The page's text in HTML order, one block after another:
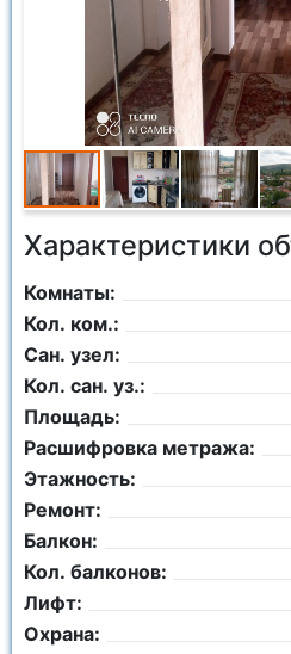
Характеристики
Комнаты:
Кол. ком.:
Сан. узел:
Кол. сан. уз.:
Площадь:
Расшифровка метража:
Этажность:
Ремонт:
Балкон:
Кол. балконов:
Лифт:
Охрана: